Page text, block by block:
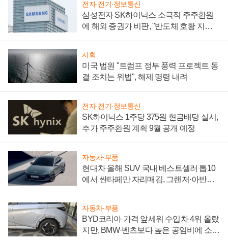
전자·전기·정보통신
삼성전자 SK하이닉스 소극적 주주환원
에 해외 증권가 비판, "반도체 호황 지속
사회
미국 법원 "트럼프 정부 풍력 프로젝트 동
결 조치는 위법", 해제 명령 내려
전자·전기·정보통신
SK하이닉스 1주당 375원 현금배당 실시,
추가 주주환원 계획 9월 공개 예정
자동차·부품
현대차 올해 SUV 국내 베스트셀러 톱10
에서 싼타페만 자리매김, 그랜저·아반떼
자동차·부품
BYD코리아 가격 앞세워 수입차 4위 올랐
지만, BMW·벤츠보다 높은 공임비에 소비